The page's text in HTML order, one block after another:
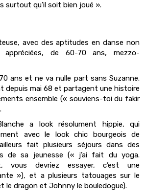
surtout qu’il soit bien joué ».
avec des aptitudes en danse non
appréciées, de 60-70 ans, mezzo-
ans et ne va nulle part sans Suzanne.
depuis mai 68 et partagent une histoire
ensemble (« souviens-toi du fakir
a look résolument hippie, qui
avec le look chic bourgeois de
fait plusieurs séjours dans des
de sa jeunesse (« j’ai fait du yoga.
vous devriez essayer, c’est une
»), et a plusieurs tatouages sur le
le dragon et Johnny le bouledogue).